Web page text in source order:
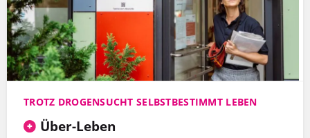
TROTZ DROGENSUCHT SELBSTBESTIMMT LEBEN
Über-Leben